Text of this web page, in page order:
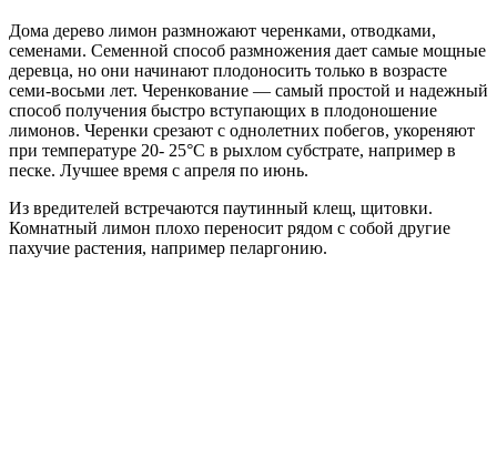
Дома дерево лимон размножают черенками, отводками,
семенами. Семенной способ размножения дает самые мощные
деревца, но они начинают плодоносить только в возрасте
семи-восьми лет. Черенкование — самый простой и надежный
способ получения быстро вступающих в плодоношение
лимонов. Черенки срезают с однолетних побегов, укореняют
при температуре 20- 25°С в рыхлом субстрате, например в
песке. Лучшее время с апреля по июнь.
Из вредителей встречаются паутинный клещ, щитовки.
Комнатный лимон плохо переносит рядом с собой другие
пахучие растения, например пеларгонию.